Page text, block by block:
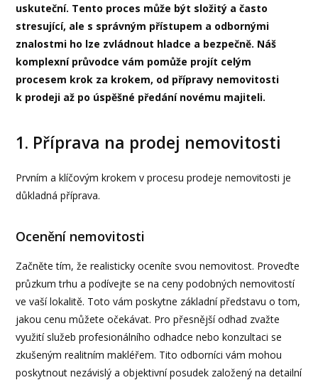
uskuteční. Tento proces může být složitý a často
stresující, ale s správným přístupem a odbornými
znalostmi ho lze zvládnout hladce a bezpečně. Náš
komplexní průvodce vám pomůže projít celým
procesem krok za krokem, od přípravy nemovitosti
k prodeji až po úspěšné předání novému majiteli.
1. Příprava na prodej nemovitosti
Prvním a klíčovým krokem v procesu prodeje nemovitosti je
důkladná příprava.
Ocenění nemovitosti
Začněte tím, že realisticky oceníte svou nemovitost. Proveďte
průzkum trhu a podívejte se na ceny podobných nemovitostí
ve vaší lokalitě. Toto vám poskytne základní představu o tom,
jakou cenu můžete očekávat. Pro přesnější odhad zvažte
využití služeb profesionálního odhadce nebo konzultaci se
zkušeným realitním makléřem. Tito odborníci vám mohou
poskytnout nezávislý a objektivní posudek založený na detailní